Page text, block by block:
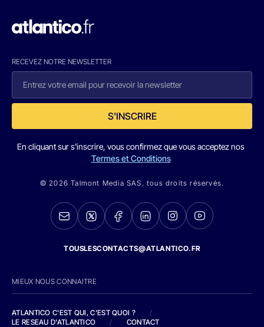
RECEVEZ NOTRE NEWSLETTER
S'INSCRIRE
En cliquant sur s'inscrire, vous confirmez que vous acceptez nos
Termes et Conditions
© 2026 Talmont Media SAS. tous droits réservés.
TOUSLESCONTACTS@ATLANTICO.FR
MIEUX NOUS CONNAITRE
ATLANTICO C'EST QUI, C'EST QUOI ?
/
LE RESEAU D'ATLANTICO
/ CONTACT